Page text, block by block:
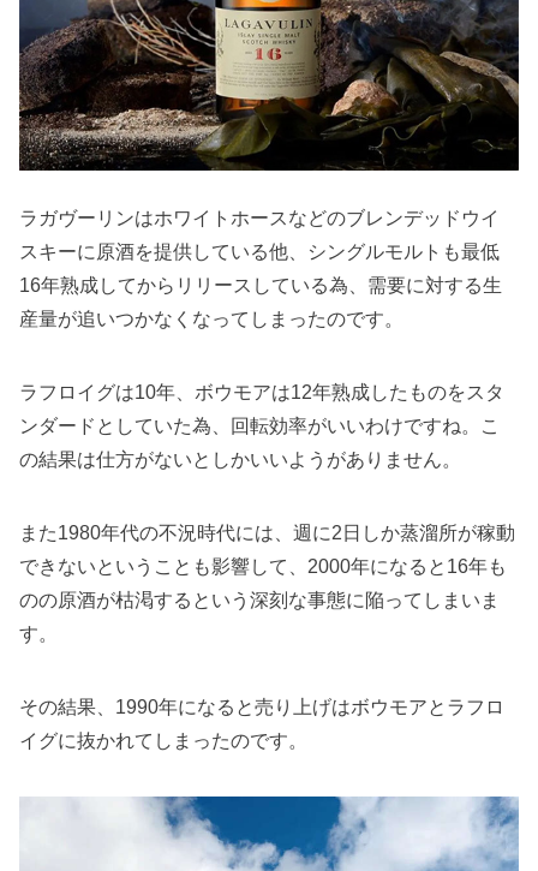
ラガヴーリンはホワイトホースなどのブレンデッドウイ
スキーに原酒を提供している他、シングルモルトも最低
16年熟成してからリリースしている為、需要に対する生
産量が追いつかなくなってしまったのです。
ラフロイグは10年、ボウモアは12年熟成したものをスタ
ンダードとしていた為、回転効率がいいわけですね。こ
の結果は仕方がないとしかいいようがありません。
また1980年代の不況時代には、週に2日しか蒸溜所が稼動
できないということも影響して、2000年になると16年も
のの原酒が枯渇するという深刻な事態に陥ってしまいま
す。
その結果、1990年になると売り上げはボウモアとラフロ
イグに抜かれてしまったのです。